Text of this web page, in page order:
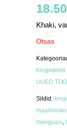
18.50
Khaki,
Otsas
Kingiideed
UUED
Sildid:
mänguasi,